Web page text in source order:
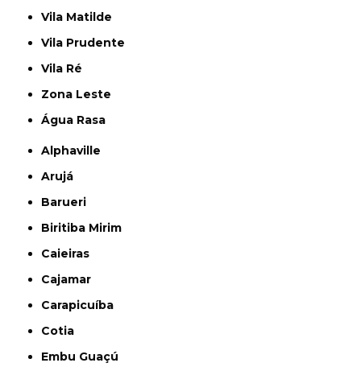
Vila Matilde
Vila Prudente
Vila Ré
Zona Leste
Água Rasa
Alphaville
Arujá
Barueri
Biritiba Mirim
Caieiras
Cajamar
Carapicuíba
Cotia
Embu Guaçú